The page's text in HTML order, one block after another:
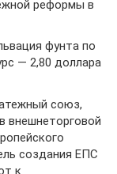
реформы в
фунта по
— 2,80 доллара
союз,
внешнеторговой
создания ЕПС
к